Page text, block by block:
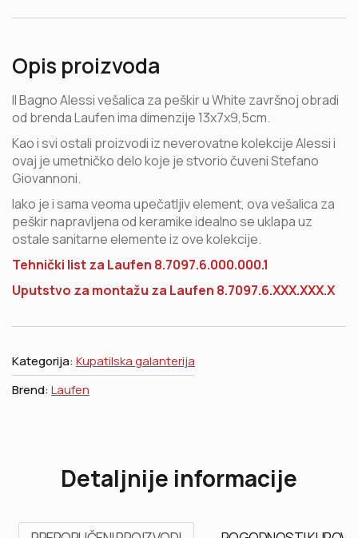
Opis proizvoda
Il Bagno Alessi vešalica za peškir uWhite završnoj obradi
od brendaLaufenima dimenzije 13x7x9,5cm.
Kao i svi ostali proizvodi iz neverovatne kolekcijeAlessii
ovaj je umetničko delo koje je stvorio čuveni Stefano
Giovannoni.
Iako je i sama veoma upečatljiv element, ova vešalica za
peškir napravljena od keramike idealno se uklapa uz
ostale sanitarne elemente iz ove kolekcije.
Tehnički list za Laufen 8.7097.6.000.000.1
Uputstvo za montažu za Laufen 8.7097.6.XXX.XXX.X
Kategorija:Kupatilska galanterija
Brend:Laufen
Detaljnije informacije